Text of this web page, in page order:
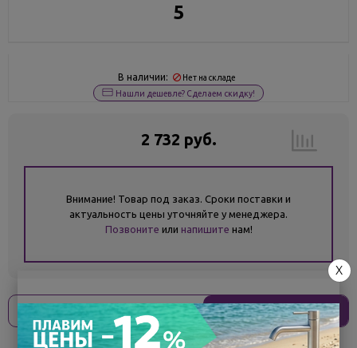
5
В наличии: Нет на складе
Нашли дешевле? Сделаем скидку!
2 732 руб.
Внимание! Товар под заказ. Сроки поставки и
актуальность цены уточняйте у менеджера.
Позвоните или напишите нам!
без переплат 683 ₽x 4 платежа
X